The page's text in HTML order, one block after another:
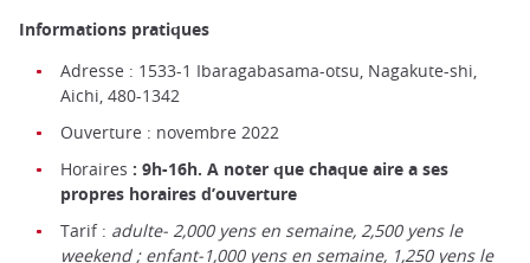
Informations pratiques
Adresse : 1533-1 Ibaragabasama-otsu, Nagakute-shi,
Aichi, 480-1342
Ouverture : novembre 2022
Horaires : 9h-16h. A noter que chaque aire a ses
propres horaires d’ouverture
Tarif : adulte- 2,000 yens en semaine, 2,500 yens le
weekend ; enfant-1,000 yens en semaine, 1,250 yens le